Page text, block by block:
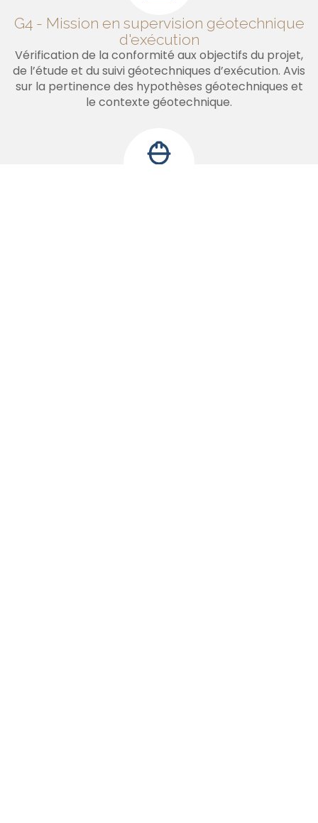
G4 - Mission en supervision géotechnique
d'exécution
Vérification de la conformité aux objectifs du projet,
de l’étude et du suivi géotechniques d’exécution. Avis
sur la pertinence des hypothèses géotechniques et
le contexte géotechnique.